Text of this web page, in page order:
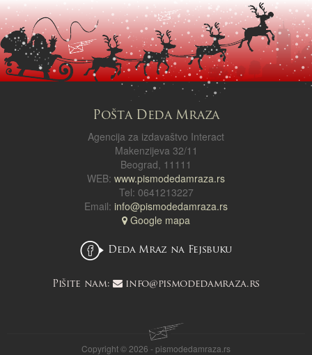
Pošta Deda Mraza
Agencija za izdavaštvo Interact
Makenzijeva 32/11
Beograd, 11111
WEB: www.pismodedamraza.rs
Tel: 0641213227
Email: info@pismodedamraza.rs
Google mapa
Deda Mraz na Fejsbuku
Pišite nam: info@pismodedamraza.rs
Copyright © 2026 - pismodedamraza.rs